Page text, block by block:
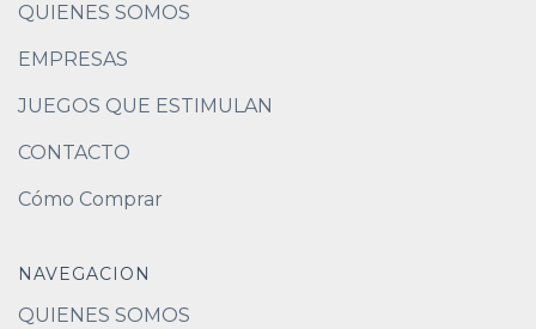
QUIENES SOMOS
EMPRESAS
JUEGOS QUE ESTIMULAN
CONTACTO
Cómo Comprar
NAVEGACION
QUIENES SOMOS